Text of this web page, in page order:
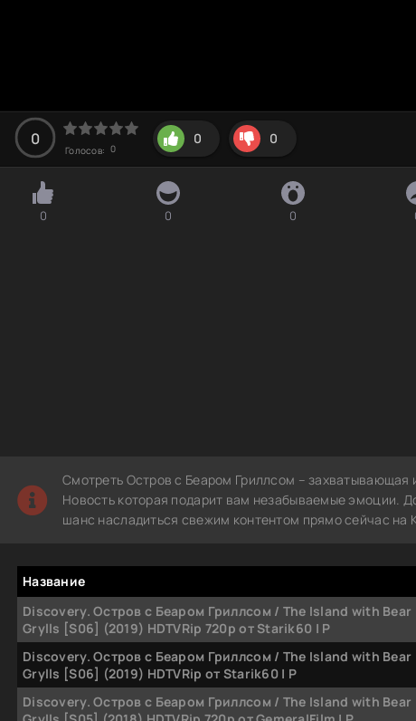
0
Голосов: 0
0 0
0 0 0
Смотреть Остров с Беаром Гриллсом – захватывающая
Новость которая подарит вам незабываемые эмоции.
шанс насладиться свежим контентом прямо сейчас на
Название
Discovery. Остров с Беаром Гриллсом / The Island with Bear
Grylls [S06] (2019) HDTVRip 720р от Starik60 | P
Discovery. Остров с Беаром Гриллсом / The Island with Bear
Grylls [S06] (2019) HDTVRip от Starik60 | P
Discovery. Остров с Беаром Гриллсом / The Island with Bear